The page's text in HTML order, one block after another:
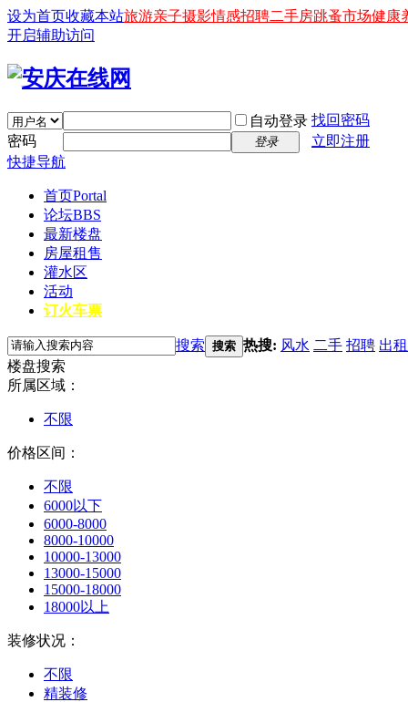
设为首页收藏本站旅游亲子摄影情感招聘二手房跳蚤市场健康
开启辅助访问
自动登录 找回密码
密码
登录
立即注册
快捷导航
首页Portal
论坛BBS
最新楼盘
房屋租售
灌水区
活动
订火车票
搜索 搜索 热搜: 风水 二手 招聘 出租
楼盘搜索
所属区域：
不限
价格区间：
不限
6000以下
6000-8000
8000-10000
10000-13000
13000-15000
15000-18000
18000以上
装修状况：
不限
精装修